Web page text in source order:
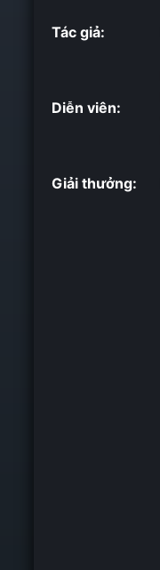
Tác giả:
Diễn viên:
Giải thưởng: